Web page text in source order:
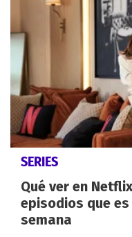
SERIES
Qué ver en
episodios que
semana